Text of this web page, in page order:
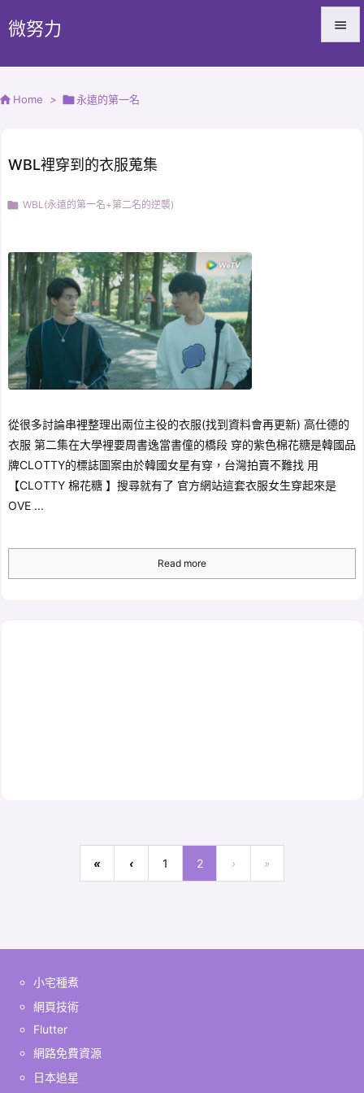
微努力 
Home > 永遠的第一名
WBL裡穿到的衣服蒐集
 WBL(永遠的第一名+第二名的逆襲)
從很多討論串裡整理出兩位主役的衣服(找到資料會再更新) 高仕德的
衣服 第二集在大學裡要周書逸當書僮的橋段 穿的紫色棉花糖是韓國品
牌CLOTTY的標誌圖案由於韓國女星有穿，台灣拍賣不難找 用
【CLOTTY 棉花糖 】搜尋就有了 官方網站這套衣服女生穿起來是
OVE ...
Read more
« ‹ 1 2 › »
小宅種煮
網頁技術
Flutter
網路免費資源
日本追星